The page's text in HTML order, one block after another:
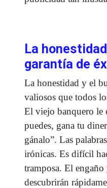
La
garantía de
La honestidad y el
valiosos que todos
El viejo banquero le
puedes, gana tu
gánalo”. Las
irónicas. Es difícil
tramposa. El
descubrirán